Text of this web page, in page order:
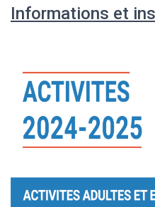
Informations et